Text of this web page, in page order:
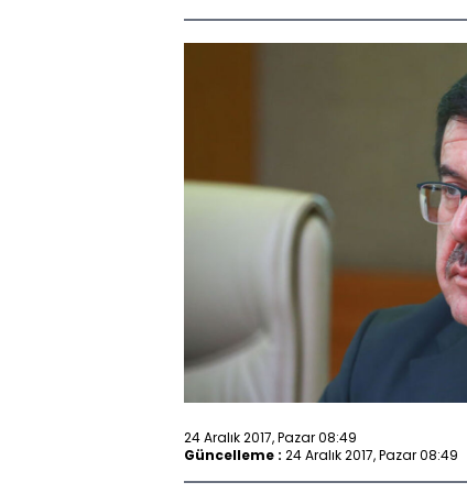
24 Aralık 2017, Pazar 08:49
Güncelleme : 24 Aralık 2017, Pazar 08:49